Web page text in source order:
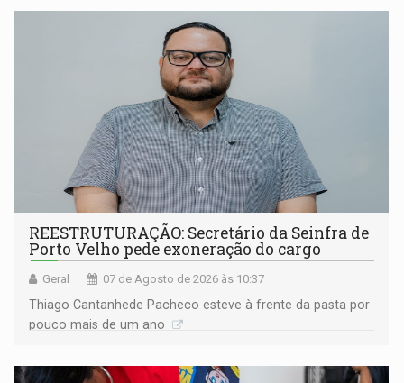
REESTRUTURAÇÃO: Secretário da Seinfra de
Porto Velho pede exoneração do cargo
Geral 07 de Agosto de 2026 às 10:37
Thiago Cantanhede Pacheco esteve à frente da pasta por
pouco mais de um ano